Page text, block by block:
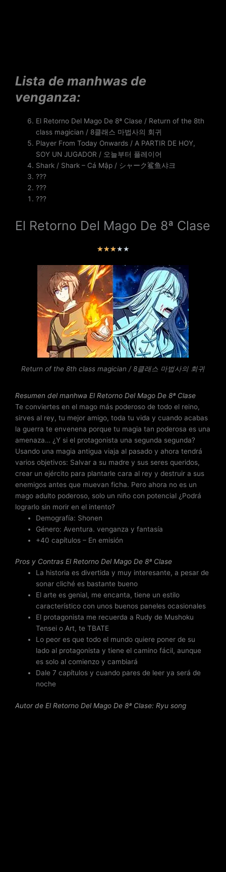
Lista de manhwas de
venganza:
El Retorno Del Mago De 8ª Clase / Return of the 8th
class magician / 8클래스 마법사의 회귀
Player From Today Onwards / A PARTIR DE HOY,
SOY UN JUGADOR / 오늘부터 플레이어
Shark / Shark – Cá Mập / シャーク鲨鱼샤크
???
???
???
El Retorno Del Mago De 8ª Clase
★★★★★V
l
o
r
a
d
o
c
o
n
3
e
5
Return of the 8th class magician / 8클래스 마법사의 회귀
Resumen del manhwa El Retorno Del Mago De 8ª Clase
Te conviertes en el mago más poderoso de todo el reino,
sirves al rey, tu mejor amigo, toda tu vida y cuando acabas
la guerra te envenena porque tu magia tan poderosa es una
amenaza… ¿Y si el protagonista una segunda segunda?
Usando una magia antigua viaja al pasado y ahora tendrá
varios objetivos: Salvar a su madre y sus seres queridos,
crear un ejército para plantarle cara al rey y destruir a sus
enemigos antes que muevan ficha. Pero ahora no es un
mago adulto poderoso, solo un niño con potencial ¿Podrá
lograrlo sin morir en el intento?
Demografía: Shonen
Género: Aventura. venganza y fantasía
+40 capítulos – En emisión
Pros y Contras El Retorno Del Mago De 8ª Clase
La historia es divertida y muy interesante, a pesar de
sonar cliché es bastante bueno
El arte es genial, me encanta, tiene un estilo
característico con unos buenos paneles ocasionales
El protagonista me recuerda a Rudy de Mushoku
Tensei o Art, te TBATE
Lo peor es que todo el mundo quiere poner de su
lado al protagonista y tiene el camino fácil, aunque
es solo al comienzo y cambiará
Dale 7 capítulos y cuando pares de leer ya será de
noche
Autor de El Retorno Del Mago De 8ª Clase: Ryu song